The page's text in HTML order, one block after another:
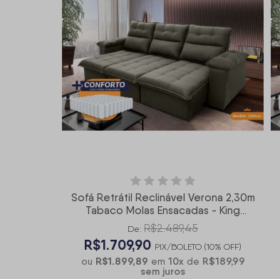
Sofá Retrátil Reclinável Verona 2,30m
Tabaco Molas Ensacadas - King
House
De: R$2.489,45
R$1.709,90 PIX/BOLETO (10% OFF)
ou R$1.899,89 em 10x de R$189,99
sem juros